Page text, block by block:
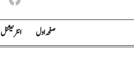
صفحہ اول انٹر نیشنل